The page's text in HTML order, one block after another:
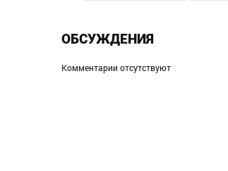
ОБСУЖДЕНИЯ
Комментарии отсутствуют